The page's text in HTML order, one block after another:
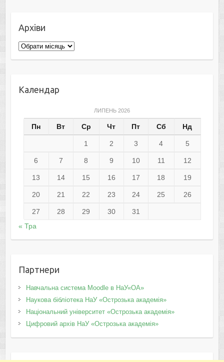
Архіви
Архіви
Календар
ЛИПЕНЬ 2026
Пн Вт Ср Чт Пт Сб Нд
1 2 3 4 5
6 7 8 9 10 11 12
13 14 15 16 17 18 19
20 21 22 23 24 25 26
27 28 29 30
31
« Тра
Партнери
Навчальна система Moodle в НаУ«ОА»
Наукова бібліотека НаУ «Острозька академія»
Національний університет «Острозька академія»
Цифровий архів НаУ «Острозька академія»